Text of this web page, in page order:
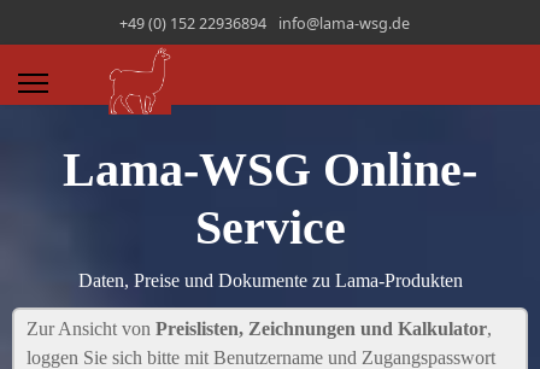
+49 (0) 152 22936894 info@lama-wsg.de
Lama-WSG Online-
Service
Daten, Preise und Dokumente zu Lama-Produkten
Zur Ansicht von Preislisten, Zeichnungen und Kalkulator,
loggen Sie sich bitte mit Benutzername und Zugangspasswort